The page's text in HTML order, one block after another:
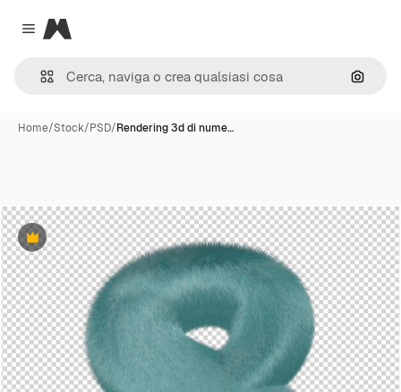
Close menu
Magnific
Cerca
Home/Stock/PSD/Rendering 3d di nume…
Premium